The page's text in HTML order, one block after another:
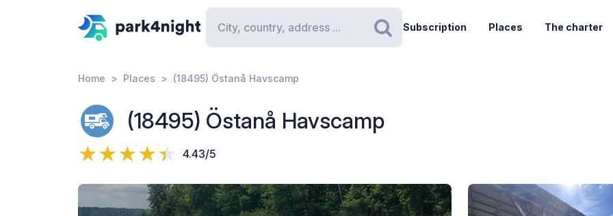
Search
Subscription Places The charter
Home Places (18495) Östanå Havscamp
(18495) Östanå Havscamp
4.43/5